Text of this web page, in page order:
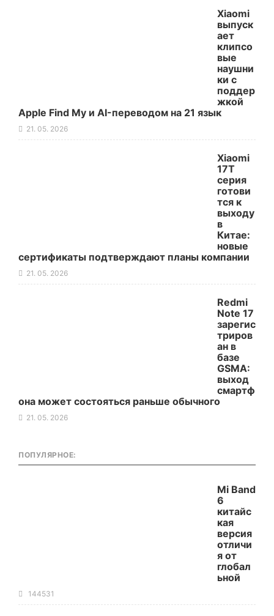
Xiaomi
выпуск
ает
клипсо
вые
наушни
ки с
поддер
жкой
Apple Find My и AI-переводом на 21 язык
21. 05. 2026
Xiaomi
17T
серия
готови
тся к
выходу
в
Китае:
новые
сертификаты подтверждают планы компании
21. 05. 2026
Redmi
Note 17
зарегис
триров
ан в
базе
GSMA:
выход
смартф
она может состояться раньше обычного
21. 05. 2026
ПОПУЛЯРНОЕ:
Mi Band
6
китайс
кая
версия
отличи
я от
глобал
ьной
144531